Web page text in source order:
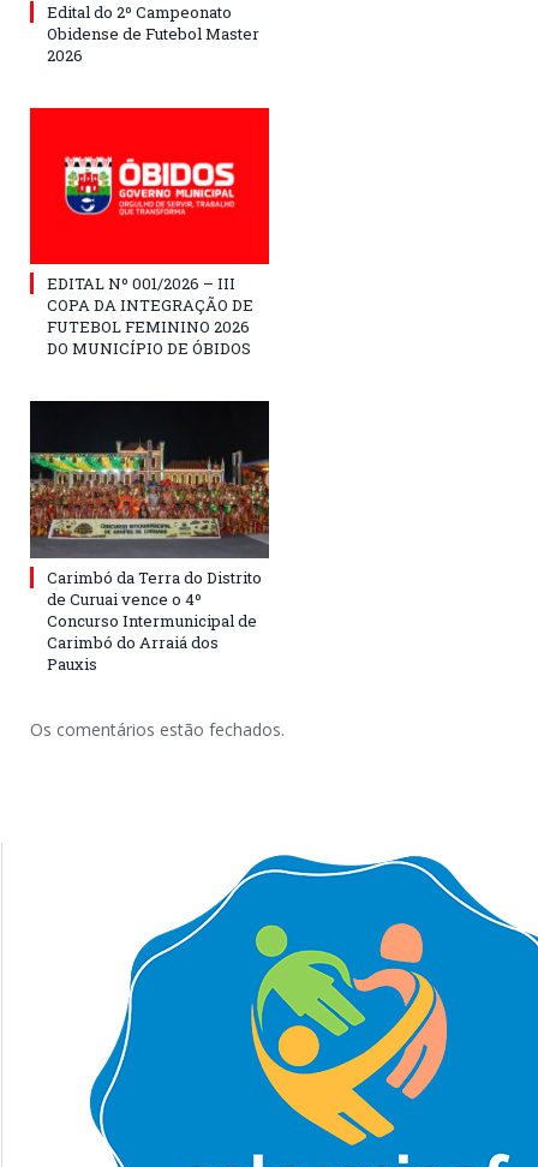
Edital do 2º Campeonato
Obidense de Futebol Master
2026
EDITAL Nº 001/2026 – III
COPA DA INTEGRAÇÃO DE
FUTEBOL FEMININO 2026
DO MUNICÍPIO DE ÓBIDOS
Carimbó da Terra do Distrito
de Curuai vence o 4º
Concurso Intermunicipal de
Carimbó do Arraiá dos
Pauxis
Os comentários estão fechados.